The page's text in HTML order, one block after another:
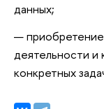
данных;
деятельности
конкретных